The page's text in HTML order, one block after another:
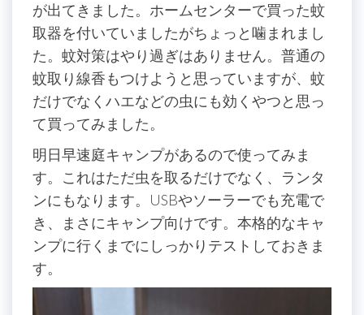
が出てきました。ホームセンターで買った蚊
取器を付いていましたがちょっと噛まれまし
た。蚊対策はやり過ぎはありません。普通の
蚊取り線香もつけようと思っていますが、蚊
だけでなくハエなどの虫にも効くやつと思っ
て買ってみました。
明日早速庭キャンプがあるので使ってみま
す。これはただ虫を取るだけでなく、ランタ
ンにもなります。USBやソーラーでも充電で
き、まさにキャンプ向けです。本格的なキャ
ンプに行くまでにしっかりテストしておきま
す。